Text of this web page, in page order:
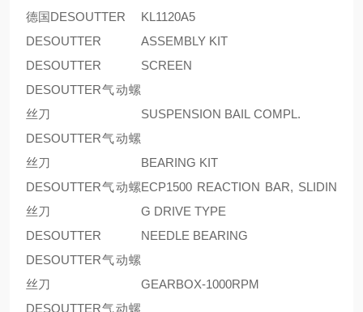
德国DESOUTTER
KL1120A5
DESOUTTER
ASSEMBLY KIT
DESOUTTER
SCREEN
DESOUTTER气动螺
丝刀
SUSPENSION BAIL COMPL.
DESOUTTER气动螺
丝刀
BEARING KIT
DESOUTTER气动螺
丝刀
ECP1500 REACTION BAR, SLIDIN
G DRIVE TYPE
DESOUTTER
NEEDLE BEARING
DESOUTTER气动螺
丝刀
GEARBOX-1000RPM
DESOUTTER气动螺